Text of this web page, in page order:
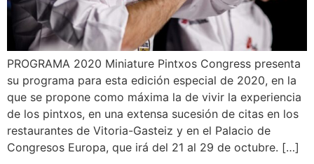
PROGRAMA 2020 Miniature Pintxos Congress presenta
su programa para esta edición especial de 2020, en la
que se propone como máxima la de vivir la experiencia
de los pintxos, en una extensa sucesión de citas en los
restaurantes de Vitoria-Gasteiz y en el Palacio de
Congresos Europa, que irá del 21 al 29 de octubre. […]